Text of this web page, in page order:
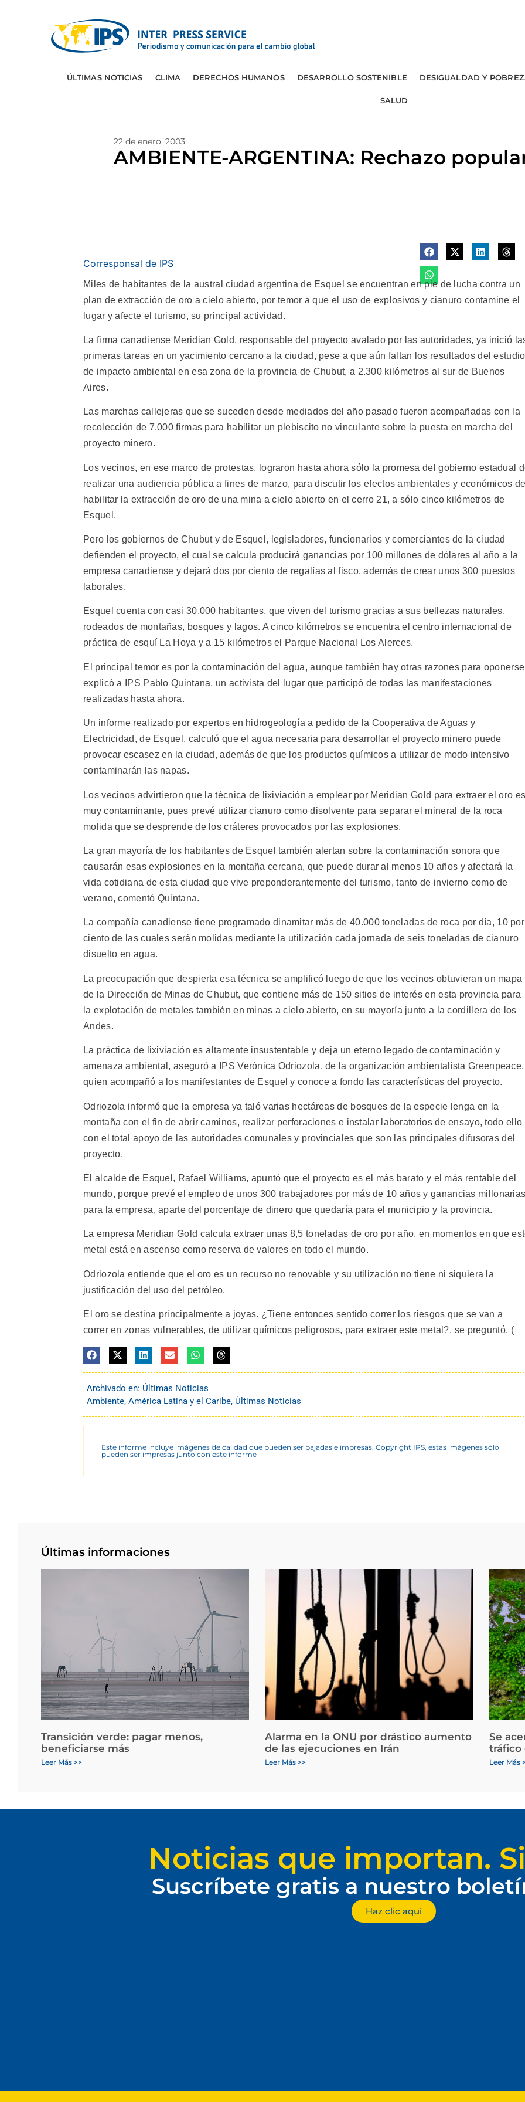
ÚLTIMAS NOTICIAS CLIMA DERECHOS HUMANOS DESARROLLO SOSTENIBLE DESIGUALDAD Y
SALUD
22 de enero, 2003
AMBIENTE-ARGENTINA: Rechazo
Corresponsal de IPS
Miles de habitantes de la austral ciudad argentina de Esquel se encuentran en pie de lucha contra un
plan de extracción de oro a cielo abierto, por temor a que el uso de explosivos y cianuro contamine el
lugar y afecte el turismo, su principal actividad.
La firma canadiense Meridian Gold, responsable del proyecto avalado por las autoridades, ya inició
primeras tareas en un yacimiento cercano a la ciudad, pese a que aún faltan los resultados del estudio
de impacto ambiental en esa zona de la provincia de Chubut, a 2.300 kilómetros al sur de Buenos
Aires.
Las marchas callejeras que se suceden desde mediados del año pasado fueron acompañadas con la
recolección de 7.000 firmas para habilitar un plebiscito no vinculante sobre la puesta en marcha del
proyecto minero.
Los vecinos, en ese marco de protestas, lograron hasta ahora sólo la promesa del gobierno estadual
realizar una audiencia pública a fines de marzo, para discutir los efectos ambientales y económicos
habilitar la extracción de oro de una mina a cielo abierto en el cerro 21, a sólo cinco kilómetros de
Esquel.
Pero los gobiernos de Chubut y de Esquel, legisladores, funcionarios y comerciantes de la ciudad
defienden el proyecto, el cual se calcula producirá ganancias por 100 millones de dólares al año a la
empresa canadiense y dejará dos por ciento de regalías al fisco, además de crear unos 300 puestos
laborales.
Esquel cuenta con casi 30.000 habitantes, que viven del turismo gracias a sus bellezas naturales,
rodeados de montañas, bosques y lagos. A cinco kilómetros se encuentra el centro internacional de
práctica de esquí La Hoya y a 15 kilómetros el Parque Nacional Los Alerces.
El principal temor es por la contaminación del agua, aunque también hay otras razones para
explicó a IPS Pablo Quintana, un activista del lugar que participó de todas las manifestaciones
realizadas hasta ahora.
Un informe realizado por expertos en hidrogeología a pedido de la Cooperativa de Aguas y
Electricidad, de Esquel, calculó que el agua necesaria para desarrollar el proyecto minero puede
provocar escasez en la ciudad, además de que los productos químicos a utilizar de modo intensivo
contaminarán las napas.
Los vecinos advirtieron que la técnica de lixiviación a emplear por Meridian Gold para extraer el oro
muy contaminante, pues prevé utilizar cianuro como disolvente para separar el mineral de la roca
molida que se desprende de los cráteres provocados por las explosiones.
La gran mayoría de los habitantes de Esquel también alertan sobre la contaminación sonora que
causarán esas explosiones en la montaña cercana, que puede durar al menos 10 años y afectará la
vida cotidiana de esta ciudad que vive preponderantemente del turismo, tanto de invierno como de
verano, comentó Quintana.
La compañía canadiense tiene programado dinamitar más de 40.000 toneladas de roca por día, 10 por
ciento de las cuales serán molidas mediante la utilización cada jornada de seis toneladas de cianuro
disuelto en agua.
La preocupación que despierta esa técnica se amplificó luego de que los vecinos obtuvieran un mapa
de la Dirección de Minas de Chubut, que contiene más de 150 sitios de interés en esta provincia para
la explotación de metales también en minas a cielo abierto, en su mayoría junto a la cordillera de los
Andes.
La práctica de lixiviación es altamente insustentable y deja un eterno legado de contaminación y
amenaza ambiental, aseguró a IPS Verónica Odriozola, de la organización ambientalista Greenpeace,
quien acompañó a los manifestantes de Esquel y conoce a fondo las características del proyecto.
Odriozola informó que la empresa ya taló varias hectáreas de bosques de la especie lenga en la
montaña con el fin de abrir caminos, realizar perforaciones e instalar laboratorios de ensayo, todo ello
con el total apoyo de las autoridades comunales y provinciales que son las principales difusoras del
proyecto.
El alcalde de Esquel, Rafael Williams, apuntó que el proyecto es el más barato y el más rentable del
mundo, porque prevé el empleo de unos 300 trabajadores por más de 10 años y ganancias
para la empresa, aparte del porcentaje de dinero que quedaría para el municipio y la provincia.
La empresa Meridian Gold calcula extraer unas 8,5 toneladas de oro por año, en momentos en que
metal está en ascenso como reserva de valores en todo el mundo.
Odriozola entiende que el oro es un recurso no renovable y su utilización no tiene ni siquiera la
justificación del uso del petróleo.
El oro se destina principalmente a joyas. ¿Tiene entonces sentido correr los riesgos que se van a
correr en zonas vulnerables, de utilizar químicos peligrosos, para extraer este metal?, se preguntó. (
Archivado en: Últimas Noticias
Ambiente, América Latina y el Caribe, Últimas Noticias
Este informe incluye imágenes de calidad que pueden ser bajadas e impresas. Copyright IPS, estas imágenes sólo
pueden ser impresas junto con este informe
Últimas informaciones
Transición verde: pagar menos,
beneficiarse más
Leer Más >>
Alarma en la ONU por drástico aumento
de las ejecuciones en Irán
Leer Más >>
Se
tráfico
Leer Más
Noticias que importan.
Suscríbete gratis a nuestro
Haz clic aquí